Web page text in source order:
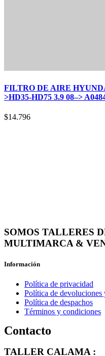
FILTRO DE AIRE
>HD35-HD75 3.9 08–>
$14.796
SOMOS TALLERES
MULTIMARCA &
Información
Política de privacidad
Política de devoluciones
Política de despachos
Términos y condiciones
Contacto
TALLER CALAMA :